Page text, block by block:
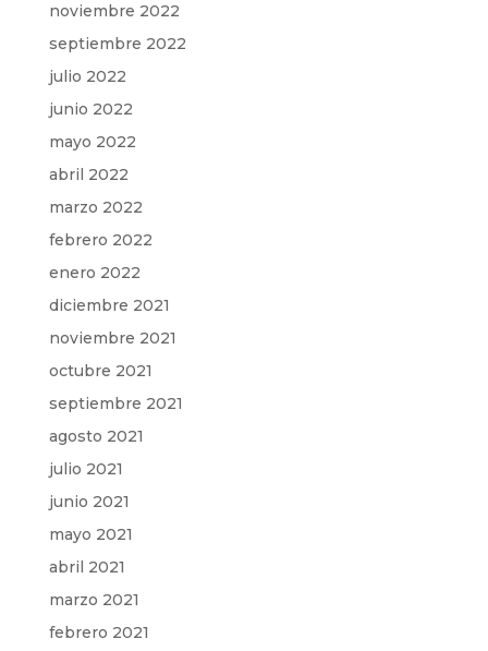
noviembre 2022
septiembre 2022
julio 2022
junio 2022
mayo 2022
abril 2022
marzo 2022
febrero 2022
enero 2022
diciembre 2021
noviembre 2021
octubre 2021
septiembre 2021
agosto 2021
julio 2021
junio 2021
mayo 2021
abril 2021
marzo 2021
febrero 2021